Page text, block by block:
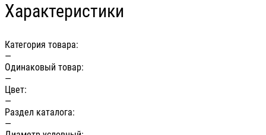
Характеристики
Категория товара:
—
Одинаковый товар:
—
Цвет:
—
Раздел каталога:
—